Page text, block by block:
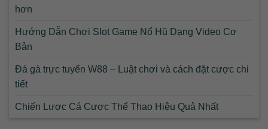
hơn
Hướng Dẫn Chơi Slot Game Nổ Hũ Dạng Video Cơ
Bản
Đá gà trực tuyến W88 – Luật chơi và cách đặt cược chi
tiết
Chiến Lược Cá Cược Thể Thao Hiệu Quả Nhất